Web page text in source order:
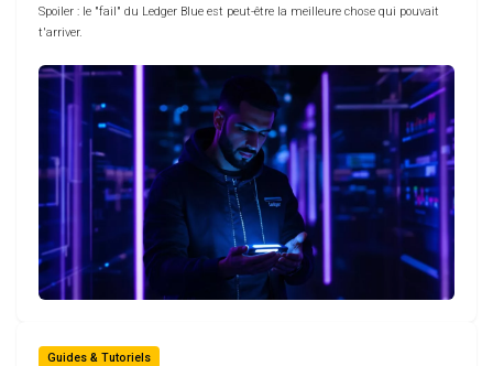
Spoiler : le "fail" du Ledger Blue est peut-être la meilleure chose qui pouvait
t'arriver.
Guides & Tutoriels